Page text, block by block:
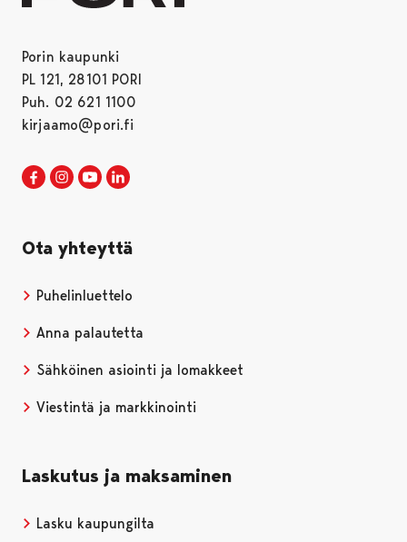
Porin kaupunki
PL 121, 28101 PORI
Puh. 02 621 1100
kirjaamo@pori.fi
Porin kaupunki Facebookissa
Avautuu uudessa välilehdessä
Porin kaupunki Instagramissa
Avautuu uudessa välilehdessä
Porin kaupunki Youtubessa
Avautuu uudessa välilehdessä
Ota yhteyttä
Puhelinluettelo
Anna palautetta
Sähköinen asiointi ja lomakkeet
Viestintä ja markkinointi
Laskutus ja maksaminen
Lasku kaupungilta